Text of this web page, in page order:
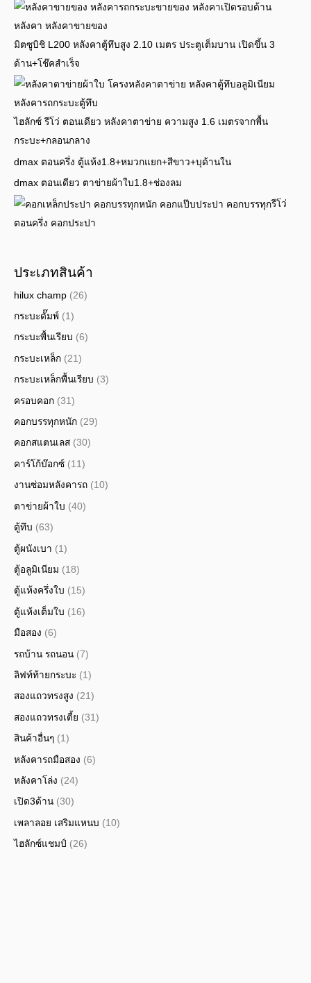
มิตซูบิชิ L200 หลังคาตู้ทึบสูง 2.10 เมตร ประตูเต็มบาน เปิดขึ้น 3
ด้าน+โช๊คสำเร็จ
ไฮลักซ์ รีโว่ ตอนเดียว หลังคาตาข่าย ความสูง 1.6 เมตรจากพื้น
กระบะ+กลอนกลาง
dmax ตอนครึ่ง ตู้แห้ง1.8+หมวกแยก+สีขาว+บุด้านใน
dmax ตอนเดียว ตาข่ายผ้าใบ1.8+ช่องลม
รีโว่
ตอนครึ่ง คอกประปา
ประเภทสินค้า
hilux champ (26)
กระบะดั๊มพ์ (1)
กระบะพื้นเรียบ (6)
กระบะเหล็ก (21)
กระบะเหล็กพื้นเรียบ (3)
ครอบคอก (31)
คอกบรรทุกหนัก (29)
คอกสแตนเลส (30)
คาร์โก้บ๊อกซ์ (11)
งานซ่อมหลังคารถ (10)
ตาข่ายผ้าใบ (40)
ตู้ทึบ (63)
ตู้ผนังเบา (1)
ตู้อลูมิเนียม (18)
ตู้แห้งครึ่งใบ (15)
ตู้แห้งเต็มใบ (16)
มือสอง (6)
รถบ้าน รถนอน (7)
ลิฟท์ท้ายกระบะ (1)
สองแถวทรงสูง (21)
สองแถวทรงเตี้ย (31)
สินค้าอื่นๆ (1)
หลังคารถมือสอง (6)
หลังคาโล่ง (24)
เปิด3ด้าน (30)
เพลาลอย เสริมแหนบ (10)
ไฮลักซ์แชมป์ (26)